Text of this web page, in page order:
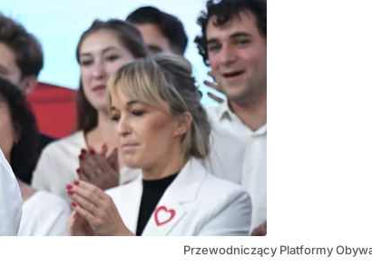
Przewodniczący Platformy